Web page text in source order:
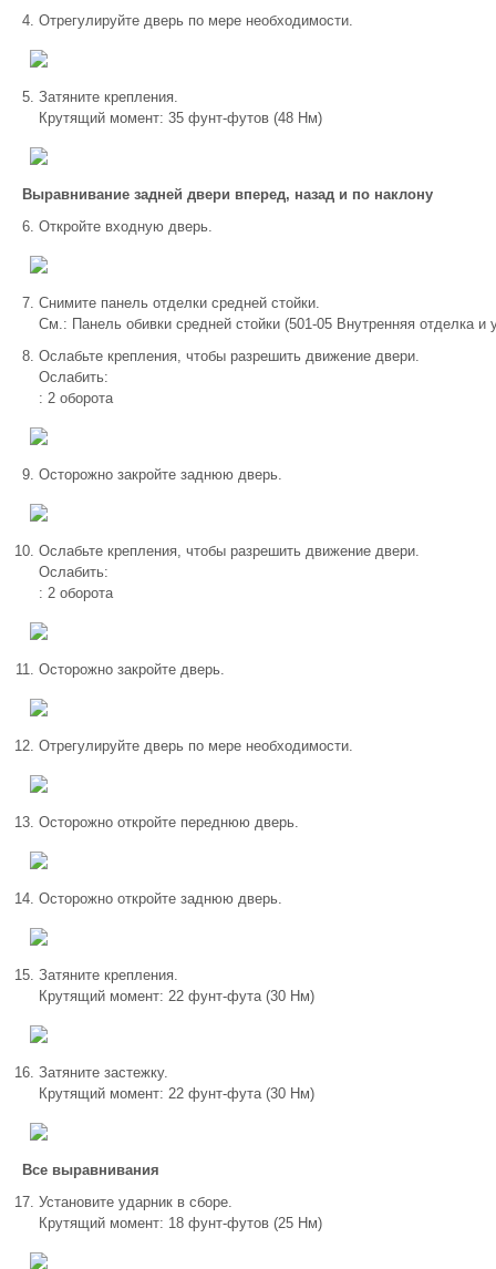
Отрегулируйте дверь по мере необходимости.
Затяните крепления.
Крутящий момент: 35 фунт-футов (48 Нм)
Выравнивание задней двери вперед, назад и по наклону
Откройте входную дверь.
Снимите панель отделки средней стойки.
См.: Панель обивки средней стойки (501-05 Внутренняя отделка и
Ослабьте крепления, чтобы разрешить движение двери.
Ослабить:
: 2 оборота
Осторожно закройте заднюю дверь.
Ослабьте крепления, чтобы разрешить движение двери.
Ослабить:
: 2 оборота
Осторожно закройте дверь.
Отрегулируйте дверь по мере необходимости.
Осторожно откройте переднюю дверь.
Осторожно откройте заднюю дверь.
Затяните крепления.
Крутящий момент: 22 фунт-фута (30 Нм)
Затяните застежку.
Крутящий момент: 22 фунт-фута (30 Нм)
Все выравнивания
Установите ударник в сборе.
Крутящий момент: 18 фунт-футов (25 Нм)